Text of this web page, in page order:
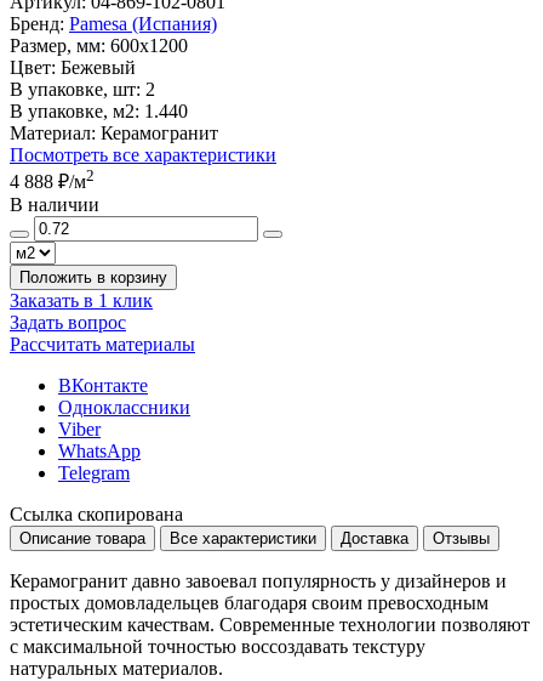
Бренд: Pamesa (Испания)
Размер, мм: 600x1200
Цвет: Бежевый
В упаковке, шт: 2
В упаковке, м2: 1.440
Материал: Керамогранит
Посмотреть все характеристики
4 888 ₽/м2
В наличии
Положить в корзину
Заказать в 1 клик
Задать вопрос
Рассчитать материалы
ВКонтакте
Одноклассники
Viber
WhatsApp
Telegram
Ссылка скопирована
Описание товара Все характеристики Доставка Отзывы
Керамогранит давно завоевал популярность у дизайнеров и
простых домовладельцев благодаря своим превосходным
эстетическим качествам. Современные технологии позволяют
с максимальной точностью воссоздавать текстуру
натуральных материалов.